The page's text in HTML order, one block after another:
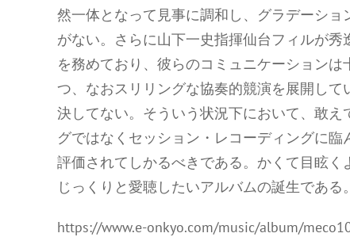
然一体となって見事に調和し、グラデーシ
がない。さらに山下一史指揮仙台フィルが
を務めており、彼らのコミュニケーション
つ、なおスリリングな協奏的競演を展開し
決してない。そういう状況下において、敢
グではなくセッション・レコーディングに
評価されてしかるべきである。かくて目眩
じっくりと愛聴したいアルバムの誕生である
https://www.e-onkyo.com/music/album/